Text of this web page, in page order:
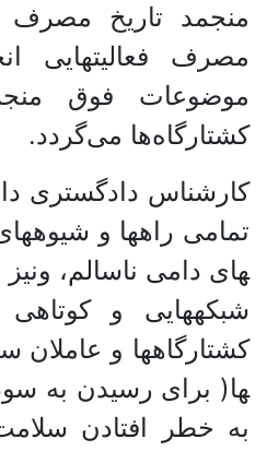
منجمد تاریخ مصرف
مصرف فعالیت­هایی
موضوعات فوق
کشتارگاه‌ها می‌گردد.
کارشناس دادگستری
های دامی ناسالم،
شبکه­هایی و
ها( برای رسیدن به
به خطر افتادن